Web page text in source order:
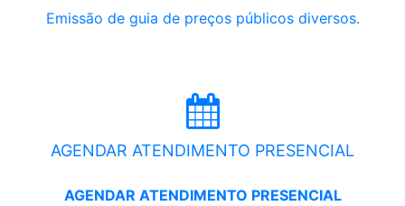
Emissão de guia de preços públicos diversos.
AGENDAR ATENDIMENTO PRESENCIAL
AGENDAR ATENDIMENTO PRESENCIAL